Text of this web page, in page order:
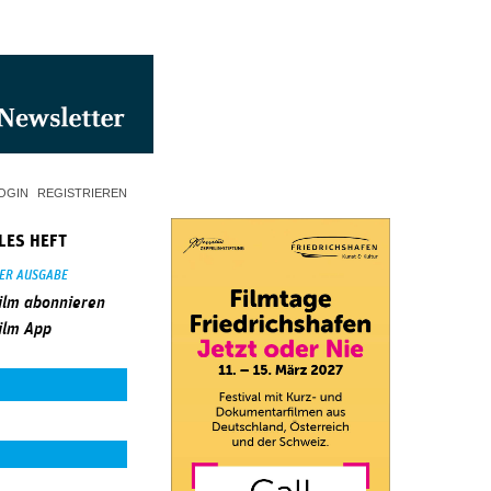
REGISTRIEREN
HEFT
AUSGABE
abonnieren
App